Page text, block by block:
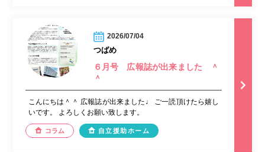
2026/07/04
つばめ
６月号 広報誌が出来ました ＾
＾
こんにちは＾＾ 広報誌が出来ました♩ ご一読頂けたら嬉し
いです。 よろしくお願い致します。
コラム 自立援助ホーム